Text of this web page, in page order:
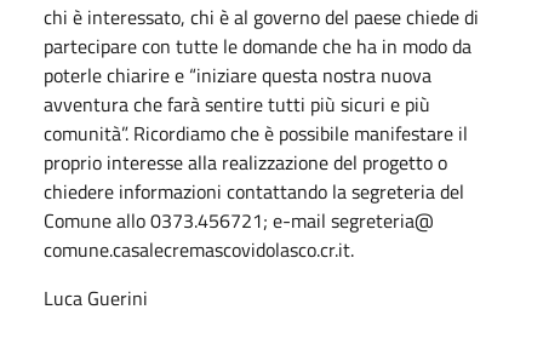
chi è interessato, chi è al governo del paese chiede di
partecipare con tutte le domande che ha in modo da
poterle chiarire e “iniziare questa nostra nuova
avventura che farà sentire tutti più sicuri e più
comunità”. Ricordiamo che è possibile manifestare il
proprio interesse alla realizzazione del progetto o
chiedere informazioni contattando la segreteria del
Comune allo 0373.456721; e-mail segreteria@
comune.casalecremascovidolasco.cr.it.
Luca Guerini